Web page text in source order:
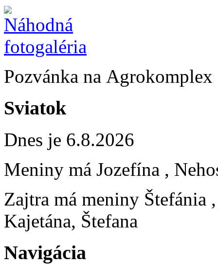
Pozvánka na Agrokomplex
Sviatok
Dnes je 6.8.2026
Meniny má Jozefína ,
Zajtra má meniny Štefánia
Kajetána, Štefana
Navigácia